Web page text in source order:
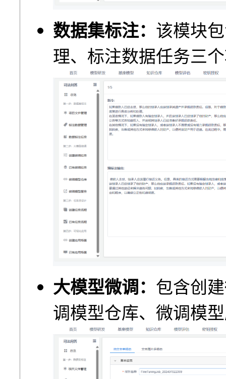
数据集标注： 该模块
理、标注数据任务三
大模型微调： 包含创
调模型仓库、微调模